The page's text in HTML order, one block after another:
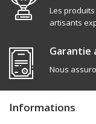
Les
artisants
Garantie
Nous
Informations